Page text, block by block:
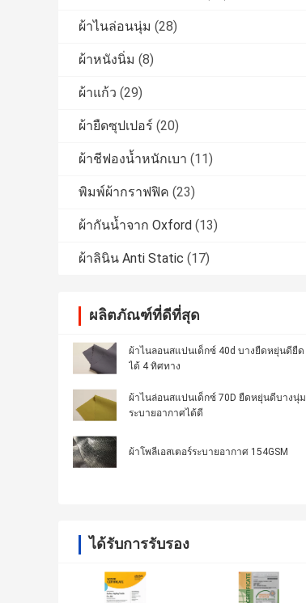
ผ้าไนล่อนนุ่ม (28)
ผ้าหนังนิ่ม (8)
ผ้าแก้ว (29)
ผ้ายืดซุปเปอร์ (20)
ผ้าชีฟองน้ำหนักเบา (11)
พิมพ์ผ้ากราฟฟิค (23)
ผ้ากันน้ำจาก Oxford (13)
ผ้าลินิน Anti Static (17)
ผลิตภัณฑ์ที่ดีที่สุด
ผ้าไนลอนสแปนเด็กซ์ 40d บางยืดหยุ่นดียืด
ได้ 4 ทิศทาง
ผ้าไนล่อนสแปนเด็กซ์ 70D ยืดหยุ่นดีบางนุ่ม
ระบายอากาศได้ดี
ผ้าโพลีเอสเตอร์ระบายอากาศ 154GSM
ได้รับการรับรอง